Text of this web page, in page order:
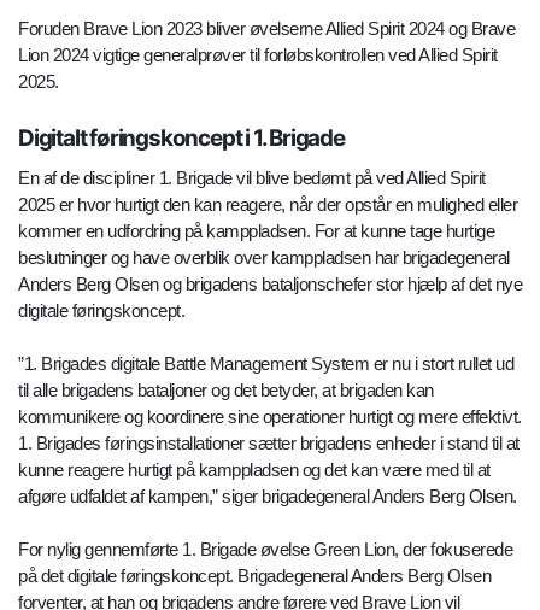
Foruden Brave Lion 2023 bliver øvelserne Allied Spirit 2024 og Brave
Lion 2024 vigtige generalprøver til forløbskontrollen ved Allied Spirit
2025.
Digitalt føringskoncept i 1. Brigade
En af de discipliner 1. Brigade vil blive bedømt på ved Allied Spirit
2025 er hvor hurtigt den kan reagere, når der opstår en mulighed eller
kommer en udfordring på kamppladsen. For at kunne tage hurtige
beslutninger og have overblik over kamppladsen har brigadegeneral
Anders Berg Olsen og brigadens bataljonschefer stor hjælp af det nye
digitale føringskoncept.
”1. Brigades digitale Battle Management System er nu i stort rullet ud
til alle brigadens bataljoner og det betyder, at brigaden kan
kommunikere og koordinere sine operationer hurtigt og mere effektivt.
1. Brigades føringsinstallationer sætter brigadens enheder i stand til at
kunne reagere hurtigt på kamppladsen og det kan være med til at
afgøre udfaldet af kampen,” siger brigadegeneral Anders Berg Olsen.
For nylig gennemførte 1. Brigade øvelse Green Lion, der fokuserede
på det digitale føringskoncept. Brigadegeneral Anders Berg Olsen
forventer, at han og brigadens andre førere ved Brave Lion vil